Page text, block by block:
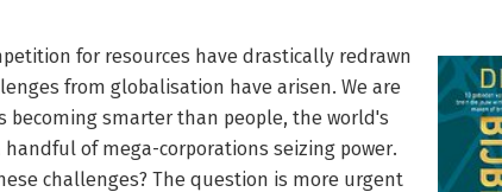
for resources have drastically redrawn
from globalisation have arisen. We are
smarter than people, the world's
of mega-corporations seizing power.
challenges? The question is more urgent